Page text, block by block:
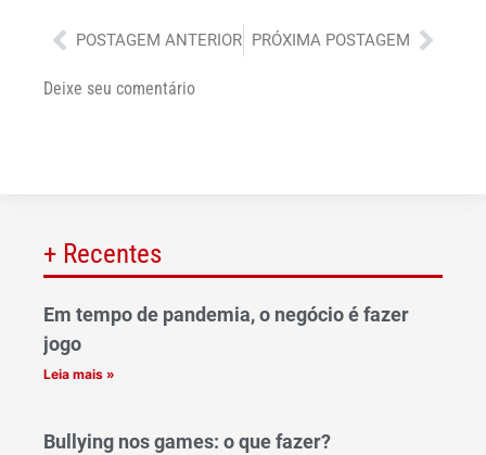
Anterior
POSTAGEM ANTERIOR PRÓXIMA POSTAGEM
Deixe seu comentário
+ Recentes
Em tempo de pandemia, o negócio é fazer
jogo
Leia mais »
Bullying nos games: o que fazer?